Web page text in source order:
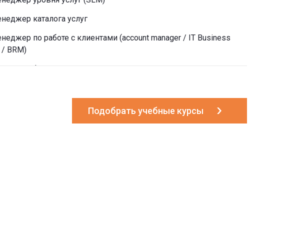
каталога услуг
по работе с клиентами (account manager / IT Business
/ BRM)
финансов ИТ
команды разработки
Подобрать учебные курсы